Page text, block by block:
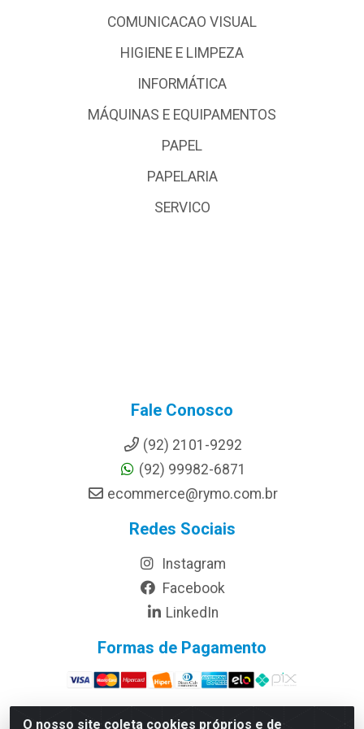
O nosso site coleta cookies próprios e de
COMUNICACAO VISUAL
HIGIENE E LIMPEZA
INFORMÁTICA
MÁQUINAS E EQUIPAMENTOS
PAPEL
PAPELARIA
SERVICO
Fale Conosco
(92) 2101-9292
(92) 99982-6871
ecommerce@rymo.com.br
Redes Sociais
Instagram
Facebook
LinkedIn
Formas de Pagamento